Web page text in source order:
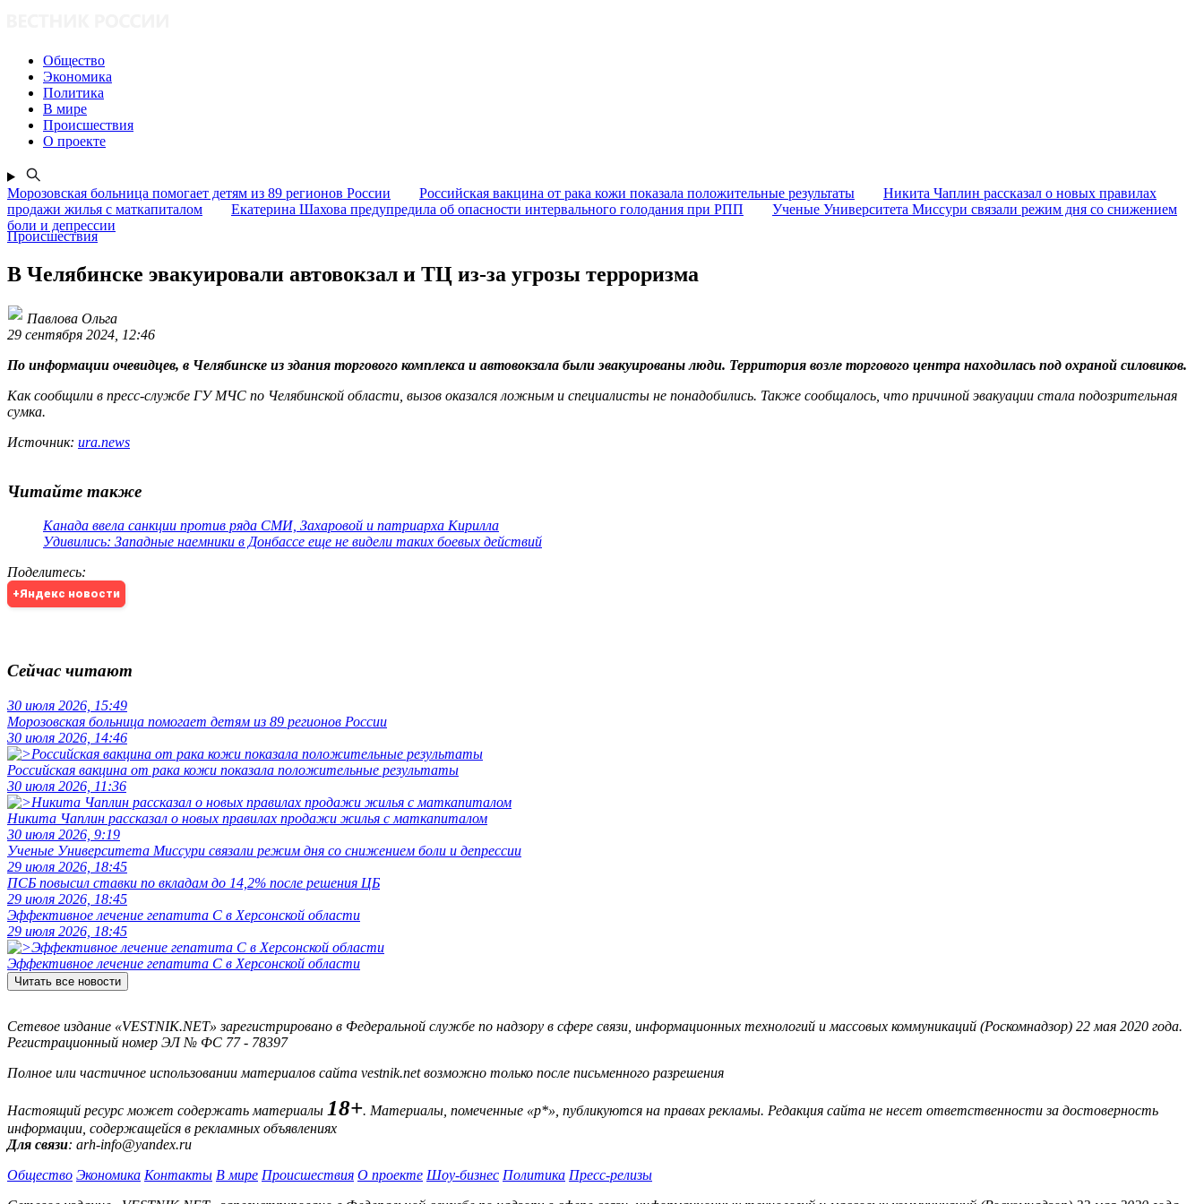
Общество
Экономика
Политика
В мире
Происшествия
О проекте
Морозовская больница помогает детям из 89 регионов России Российская вакцина от рака кожи показала положительные результаты
Никита Чаплин рассказал о новых правилах
продажи жилья с маткапиталом
Екатерина Шахова предупредила об опасности интервального голодания при РПП
Ученые Университета Миссури связали режим дня со снижением
боли и депрессии
Происшествия
В Челябинске эвакуировали автовокзал и ТЦ из-за угрозы терроризма
Павлова Ольга
29 сентября 2024, 12:46
По информации очевидцев, в Челябинске из здания торгового комплекса и автовокзала были эвакуированы люди. Территория возле торгового центра находилась под охраной силовиков.
Как сообщили в пресс-службе ГУ МЧС по Челябинской области, вызов оказался ложным и специалисты не понадобились. Также сообщалось, что причиной эвакуации стала подозрительная
сумка.
Источник: ura.news
Читайте также
Канада ввела санкции против ряда СМИ, Захаровой и патриарха Кирилла
Удивились: Западные наемники в Донбассе еще не видели таких боевых действий
Поделитесь:
+Яндекс новости
Сейчас читают
30 июля 2026, 15:49
Морозовская больница помогает детям из 89 регионов России
30 июля 2026, 14:46
Российская вакцина от рака кожи показала положительные результаты
30 июля 2026, 11:36
Никита Чаплин рассказал о новых правилах продажи жилья с маткапиталом
30 июля 2026, 9:19
Ученые Университета Миссури связали режим дня со снижением боли и депрессии
29 июля 2026, 18:45
ПСБ повысил ставки по вкладам до 14,2% после решения ЦБ
29 июля 2026, 18:45
Эффективное лечение гепатита C в Херсонской области
29 июля 2026, 18:45
Эффективное лечение гепатита C в Херсонской области
Читать все новости
Сетевое издание «VESTNIK.NET» зарегистрировано в Федеральной службе по надзору в сфере связи, информационных технологий и массовых коммуникаций (Роскомнадзор) 22 мая 2020 года.
Регистрационный номер ЭЛ № ФС 77 - 78397
Полное или частичное использовании материалов сайта vestnik.net возможно только после письменного разрешения
Настоящий ресурс может содержать материалы 18+. Материалы, помеченные «р*», публикуются на правах рекламы. Редакция сайта не несет ответственности за достоверность
информации, содержащейся в рекламных объявлениях
Для связи: arh-info@yandex.ru
Общество Экономика Контакты В мире Происшествия О проекте Шоу-бизнес Политика Пресс-релизы